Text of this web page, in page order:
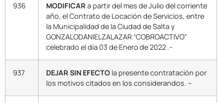
936 MODIFICAR a partir del mes de Julio del corriente
año, el Contrato de Locación de Servicios, entre
la Municipalidad de la Ciudad de Salta y
GONZALODANIELZALAZAR “COBROACTIVO”
celebrado el día 03 de Enero de 2022 .-
937 DEJAR SIN EFECTO la presente contratación por
los motivos citados en los considerandos. –